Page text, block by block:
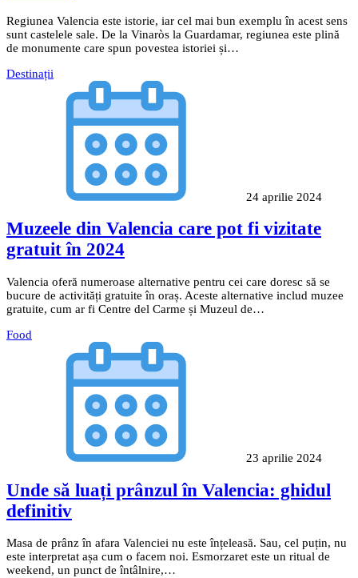
Regiunea Valencia este istorie, iar cel mai bun exemplu în acest sens
sunt castelele sale. De la Vinaròs la Guardamar, regiunea este plină
de monumente care spun povestea istoriei și…
Destinații
24 aprilie 2024
Muzeele din Valencia care pot fi vizitate
gratuit în 2024
Valencia oferă numeroase alternative pentru cei care doresc să se
bucure de activități gratuite în oraș. Aceste alternative includ muzee
gratuite, cum ar fi Centre del Carme și Muzeul de…
Food
23 aprilie 2024
Unde să luați prânzul în Valencia: ghidul
definitiv
Masa de prânz în afara Valenciei nu este înțeleasă. Sau, cel puțin, nu
este interpretat așa cum o facem noi. Esmorzaret este un ritual de
weekend, un punct de întâlnire,…